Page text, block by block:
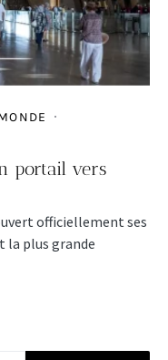
portail vers
officiellement ses
la plus grande